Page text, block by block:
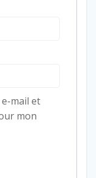
mail et
mon